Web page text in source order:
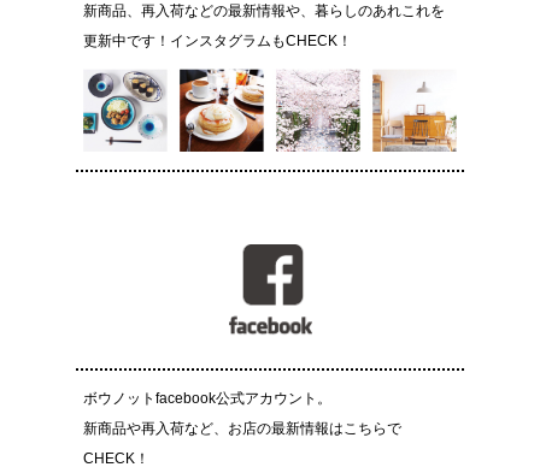
新商品、再入荷などの最新情報や、暮らしのあれこれを
更新中です！インスタグラムもCHECK！
ボウノットfacebook公式アカウント。
新商品や再入荷など、お店の最新情報はこちらで
CHECK！